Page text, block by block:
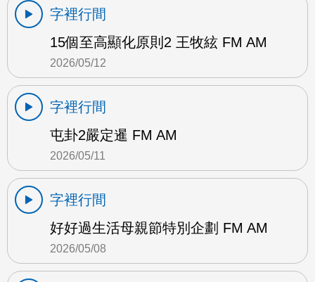
字裡行間
15個至高顯化原則2 王牧絃 FM AM
2026/05/12
字裡行間
屯卦2嚴定暹 FM AM
2026/05/11
字裡行間
好好過生活母親節特別企劃 FM AM
2026/05/08